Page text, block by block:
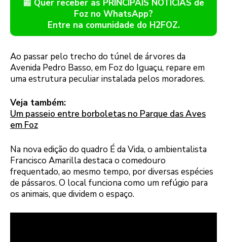
📰 Quer receber as PRINCIPAIS NOTÍCIAS de
Foz no WhatsApp?
Entre na comunidade do H2FOZ.
Ao passar pelo trecho do túnel de árvores da
Avenida Pedro Basso, em Foz do Iguaçu, repare em
uma estrutura peculiar instalada pelos moradores.
Veja também:
Um passeio entre borboletas no Parque das Aves
em Foz
Na nova edição do quadro É da Vida, o ambientalista
Francisco Amarilla destaca o comedouro
frequentado, ao mesmo tempo, por diversas espécies
de pássaros. O local funciona como um refúgio para
os animais, que dividem o espaço.